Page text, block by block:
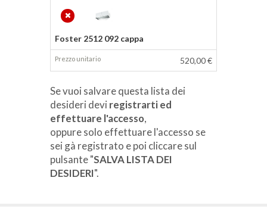
Prodotto
Prezzo
Foster 2512 092 cappa
520,00 €
Se vuoi salvare questa lista dei
desideri devi registrarti ed
effettuare l'accesso,
oppure solo effettuare l'accesso se
sei gà registrato e poi cliccare sul
pulsante "SALVA LISTA DEI
DESIDERI".